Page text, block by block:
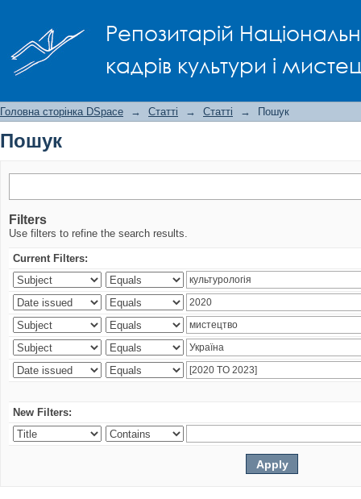
Репозитарій
кадрів культури і
Головна сторінка DSpace → Статті → Статті → Пошук
Пошук
Filters
Use filters to refine the search results.
Current Filters:
New Filters: